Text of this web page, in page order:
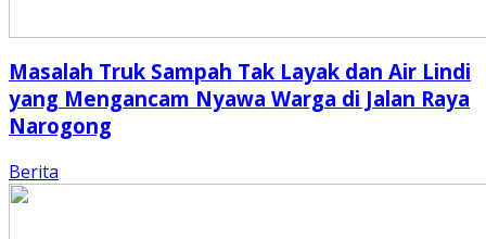
Masalah Truk Sampah Tak Layak dan Air Lindi
yang Mengancam Nyawa Warga di Jalan Raya
Narogong
Berita